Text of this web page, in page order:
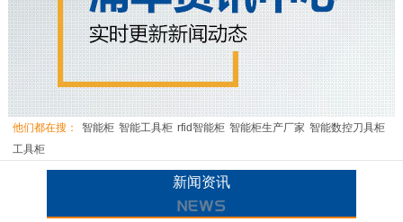
他们都在搜： 智能柜 智能工具柜 rfid智能柜 智能柜生产厂家 智能数控刀具柜
工具柜
新闻资讯